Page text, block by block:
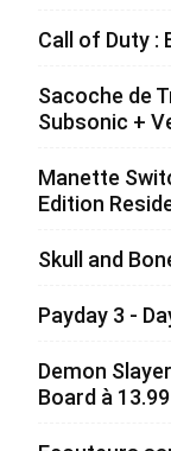
Call of Duty :
Sacoche de
Subsonic +
Manette
Edition
Skull and
Payday 3 -
Demon
Board à